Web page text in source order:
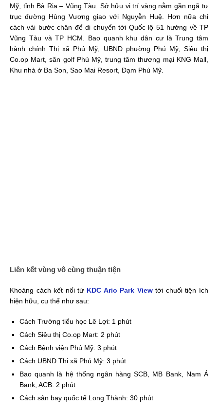
Mỹ, tỉnh Bà Rịa – Vũng Tàu. Sở hữu vị trí vàng nằm gần ngã tư
trục đường Hùng Vương giao với Nguyễn Huệ. Hơn nữa chỉ
cách vài bước chân để di chuyển tới Quốc lộ 51 hướng về TP
Vũng Tàu và TP HCM. Bao quanh khu dân cư là Trung tâm
hành chính Thị xã Phú Mỹ, UBND phường Phú Mỹ, Siêu thị
Co.op Mart, sân golf Phú Mỹ, trung tâm thương mại KNG Mall,
Khu nhà ở Ba Son, Sao Mai Resort, Đạm Phú Mỹ.
Liên kết vùng vô cùng thuận tiện
Khoảng cách kết nối từ KDC Ario Park Viewtới chuối tiện ích
hiện hữu, cụ thể như sau:
Cách Trường tiểu học Lê Lợi: 1 phút
Cách Siêu thị Co.op Mart: 2 phút
Cách Bệnh viện Phú Mỹ: 3 phút
Cách UBND Thị xã Phú Mỹ: 3 phút
Bao quanh là hệ thống ngân hàng SCB, MB Bank, Nam Á
Bank, ACB: 2 phút
Cách sân bay quốc tế Long Thành: 30 phút